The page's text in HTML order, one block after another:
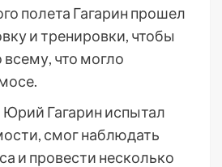
полета Гагарин прошел
и тренировки, чтобы
что могло
Гагарин испытал
смог наблюдать
и провести несколько